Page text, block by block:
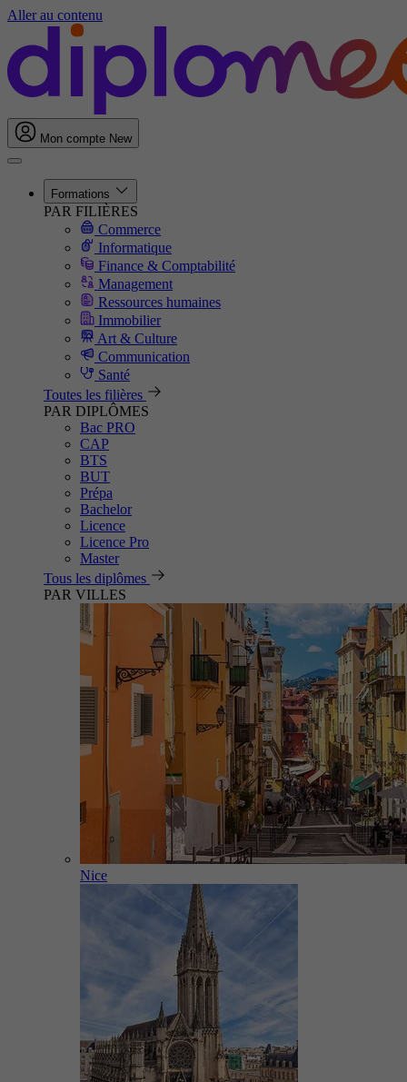
Aller au contenu
Mon compte New
Formations
PAR FILIÈRES
Commerce
Informatique
Finance & Comptabilité
Management
Ressources humaines
Immobilier
Art & Culture
Communication
Santé
Toutes les filières
PAR DIPLÔMES
Bac PRO
CAP
BTS
BUT
Prépa
Bachelor
Licence
Licence Pro
Master
Tous les diplômes
PAR VILLES
Nice